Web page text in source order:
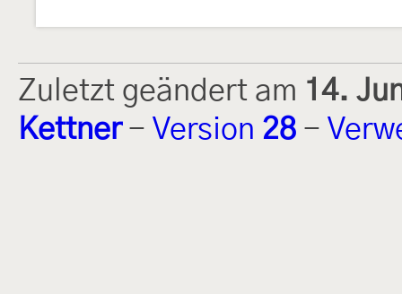
Zuletzt geändert am 14.
Kettner- Version 28 -